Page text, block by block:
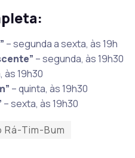
– segunda a sexta, às 19h
– segunda, às 19h30
às 19h30
– quinta, às 19h30
– sexta, às 19h30
Tim-Bum